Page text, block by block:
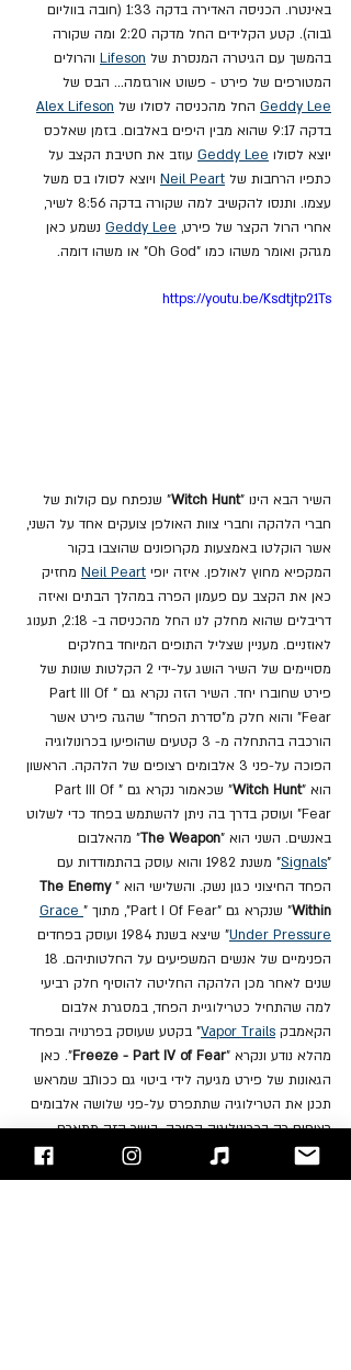
באינטרו. הכניסה האדירה בדקה 1:33 (חובה בווליום
גבוה). קטע הקלידים החל מדקה 2:20 ומה שקורה
בהמשך עם הגיטרה המנסרת של Lifeson והרולים
המטורפים של פירט - פשוט אורגזמה... הבס של
Geddy Lee החל מהכניסה לסולו של Alex Lifeson
בדקה 9:17 שהוא מבין היפים באלבום. בזמן שאלכס
יוצא לסולו Geddy Lee עוזב את חטיבת הקצב על
כתפיו הרחבות של Neil Peart ויוצא לסולו בס משל
עצמו. ותנסו להקשיב למה שקורה בדקה 8:56 לשיר,
אחרי הרול הקצר של פירט, Geddy Lee נשמע כאן
מגהק ואומר משהו כמו "Oh God" או משהו דומה.
https://youtu.be/Ksdtjtp21Ts
השיר הבא הינו "Witch Hunt" שנפתח עם קולות של
חברי הלהקה וחברי צוות האולפן צועקים אחד על השני,
אשר הוקלטו באמצעות מקרופונים שהוצבו בקור
המקפיא מחוץ לאולפן. איזה יופי Neil Peart מחזיק
כאן את הקצב עם פעמון הפרה במהלך הבתים ואיזה
דריבלים שהוא מחלק לנו החל מהכניסה ב- 2:18, תענוג
לאוזניים. מעניין שצליל התופים המיוחד בחלקים
מסויימים של השיר הושג על-ידי 2 הקלטות שונות של
פירט שחוברו יחד. השיר הזה נקרא גם "Part III Of
Fear" והוא חלק מ"סדרת הפחד" שהגה פירט אשר
הורכבה בהתחלה מ- 3 קטעים שהופיעו בכרונולוגיה
הפוכה על-פני 3 אלבומים רצופים של הלהקה. הראשון
הוא "Witch Hunt
" שכאמור נקרא גם "Part III Of
Fear" ועוסק בדרך בה ניתן להשתמש בפחד כדי לשלוט
באנשים. השני הוא "The Weapon" מהאלבום
"
Signals
" משנת 1982 והוא עוסק בהתמודדות עם
הפחד החיצוני כגון נשק. והשלישי הוא "The Enemy
Within" שנקרא גם "Part I Of Fear", מתוך "
Grace
Under Pressure
" שיצא בשנת 1984 ועוסק בפחדים
שנים לאחר מכן הלהקה החליטה להוסיף חלק רביעי
למה שהתחיל כטרילוגיית הפחד, במסגרת אלבום
הקאמבק Vapor Trails" בקטע שעוסק בפרנויה ובפחד
מהלא נודע ונקרא "Freeze - Part IV of Fear". כאן
הגאונות של פירט מגיעה לידי ביטוי גם ככותב שמראש
תכנן את הטרילוגיה שתתפרס על-פני שלושה אלבומים
רצופים רק בכרונולוגיה הפוכה. בשיר הזה מתארח
Hugh Syme – מעצב העטיפות הקבוע של הלהקה
בנגינה על סינתסייזרים לצידו של Geddy Lee
.